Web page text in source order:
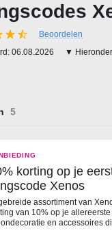
Beoordelen
06.08.2026 ▼
korting op je
Xenos
assortiment van
van 10% op je
en accessoires